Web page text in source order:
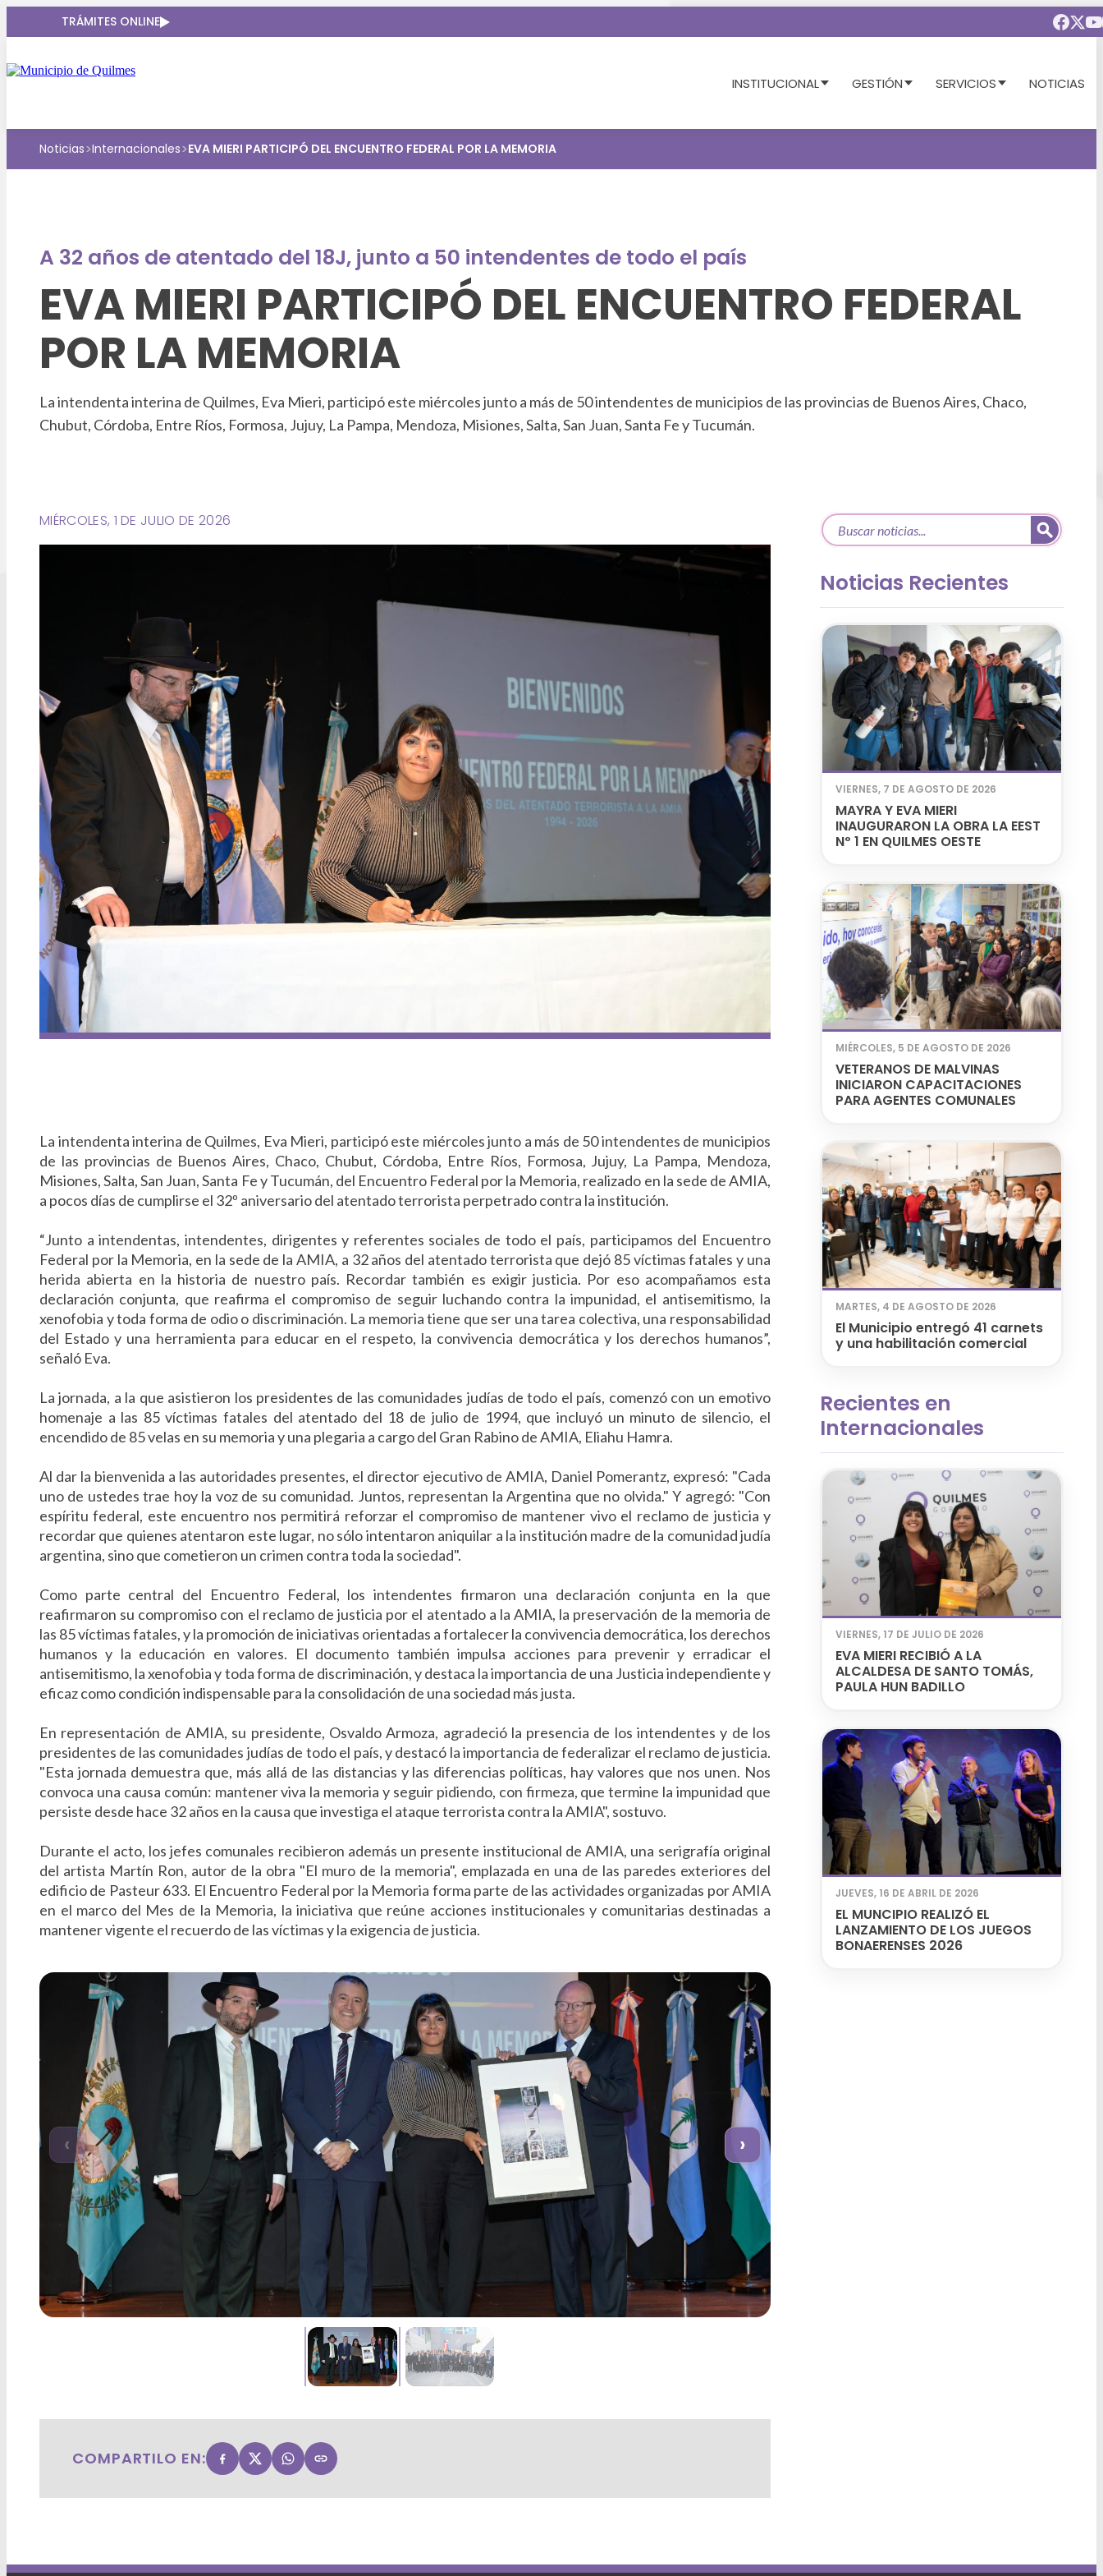
TRÁMITES ONLINE
INSTITUCIONAL GESTIÓN SERVICIOS NOTICIAS
Noticias>Internacionales>EVA MIERI PARTICIPÓ DEL ENCUENTRO FEDERAL POR LA MEMORIA
A 32 años de atentado del 18J, junto a 50 intendentes de todo el país
EVA MIERI PARTICIPÓ DEL ENCUENTRO FEDERAL
POR LA MEMORIA
La intendenta interina de Quilmes, Eva Mieri, participó este miércoles junto a más de 50 intendentes de municipios de las provincias de Buenos Aires, Chaco,
Chubut, Córdoba, Entre Ríos, Formosa, Jujuy, La Pampa, Mendoza, Misiones, Salta, San Juan, Santa Fe y Tucumán.
MIÉRCOLES, 1 DE JULIO DE 2026
La intendenta interina de Quilmes, Eva Mieri, participó este miércoles junto a más de 50 intendentes de municipios
de las provincias de Buenos Aires, Chaco, Chubut, Córdoba, Entre Ríos, Formosa, Jujuy, La Pampa, Mendoza,
Misiones, Salta, San Juan, Santa Fe y Tucumán, del Encuentro Federal por la Memoria, realizado en la sede de AMIA,
a pocos días de cumplirse el 32º aniversario del atentado terrorista perpetrado contra la institución.
“Junto a intendentas, intendentes, dirigentes y referentes sociales de todo el país, participamos del Encuentro
Federal por la Memoria, en la sede de la AMIA, a 32 años del atentado terrorista que dejó 85 víctimas fatales y una
herida abierta en la historia de nuestro país. Recordar también es exigir justicia. Por eso acompañamos esta
declaración conjunta, que reafirma el compromiso de seguir luchando contra la impunidad, el antisemitismo, la
xenofobia y toda forma de odio o discriminación. La memoria tiene que ser una tarea colectiva, una responsabilidad
del Estado y una herramienta para educar en el respeto, la convivencia democrática y los derechos humanos”,
señaló Eva.
La jornada, a la que asistieron los presidentes de las comunidades judías de todo el país, comenzó con un emotivo
homenaje a las 85 víctimas fatales del atentado del 18 de julio de 1994, que incluyó un minuto de silencio, el
encendido de 85 velas en su memoria y una plegaria a cargo del Gran Rabino de AMIA, Eliahu Hamra.
Al dar la bienvenida a las autoridades presentes, el director ejecutivo de AMIA, Daniel Pomerantz, expresó: "Cada
uno de ustedes trae hoy la voz de su comunidad. Juntos, representan la Argentina que no olvida." Y agregó: "Con
espíritu federal, este encuentro nos permitirá reforzar el compromiso de mantener vivo el reclamo de justicia y
recordar que quienes atentaron este lugar, no sólo intentaron aniquilar a la institución madre de la comunidad judía
argentina, sino que cometieron un crimen contra toda la sociedad".
Como parte central del Encuentro Federal, los intendentes firmaron una declaración conjunta en la que
reafirmaron su compromiso con el reclamo de justicia por el atentado a la AMIA, la preservación de la memoria de
las 85 víctimas fatales, y la promoción de iniciativas orientadas a fortalecer la convivencia democrática, los derechos
humanos y la educación en valores. El documento también impulsa acciones para prevenir y erradicar el
antisemitismo, la xenofobia y toda forma de discriminación, y destaca la importancia de una Justicia independiente y
eficaz como condición indispensable para la consolidación de una sociedad más justa.
En representación de AMIA, su presidente, Osvaldo Armoza, agradeció la presencia de los intendentes y de los
presidentes de las comunidades judías de todo el país, y destacó la importancia de federalizar el reclamo de justicia.
"Esta jornada demuestra que, más allá de las distancias y las diferencias políticas, hay valores que nos unen. Nos
convoca una causa común: mantener viva la memoria y seguir pidiendo, con firmeza, que termine la impunidad que
persiste desde hace 32 años en la causa que investiga el ataque terrorista contra la AMIA", sostuvo.
Durante el acto, los jefes comunales recibieron además un presente institucional de AMIA, una serigrafía original
del artista Martín Ron, autor de la obra "El muro de la memoria", emplazada en una de las paredes exteriores del
edificio de Pasteur 633. El Encuentro Federal por la Memoria forma parte de las actividades organizadas por AMIA
en el marco del Mes de la Memoria, la iniciativa que reúne acciones institucionales y comunitarias destinadas a
mantener vigente el recuerdo de las víctimas y la exigencia de justicia.
‹ ›
COMPARTILO EN:
Noticias Recientes
VIERNES, 7 DE AGOSTO DE 2026
MAYRA Y EVA MIERI
INAUGURARON LA OBRA LA EEST
Nº 1 EN QUILMES OESTE
MIÉRCOLES, 5 DE AGOSTO DE 2026
VETERANOS DE MALVINAS
INICIARON CAPACITACIONES
PARA AGENTES COMUNALES
MARTES, 4 DE AGOSTO DE 2026
El Municipio entregó 41 carnets
y una habilitación comercial
Recientes en
Internacionales
VIERNES, 17 DE JULIO DE 2026
EVA MIERI RECIBIÓ A LA
ALCALDESA DE SANTO TOMÁS,
PAULA HUN BADILLO
JUEVES, 16 DE ABRIL DE 2026
EL MUNCIPIO REALIZÓ EL
LANZAMIENTO DE LOS JUEGOS
BONAERENSES 2026